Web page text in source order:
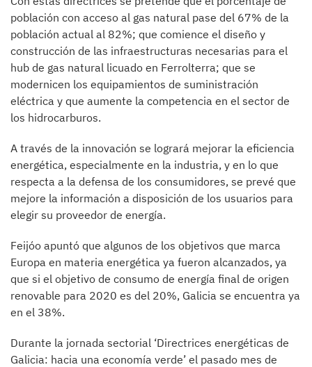
población con acceso al gas natural pase del 67% de la
población actual al 82%; que comience el diseño y
construcción de las infraestructuras necesarias para el
hub de gas natural licuado en Ferrolterra; que se
modernicen los equipamientos de suministración
eléctrica y que aumente la competencia en el sector de
los hidrocarburos.
A través de la innovación se logrará mejorar la eficiencia
energética, especialmente en la industria, y en lo que
respecta a la defensa de los consumidores, se prevé que
mejore la información a disposición de los usuarios para
elegir su proveedor de energía.
Feijóo apuntó que algunos de los objetivos que marca
Europa en materia energética ya fueron alcanzados, ya
que si el objetivo de consumo de energía final de origen
renovable para 2020 es del 20%, Galicia se encuentra ya
en el 38%.
Durante la jornada sectorial ‘Directrices energéticas de
Galicia: hacia una economía verde’ el pasado mes de